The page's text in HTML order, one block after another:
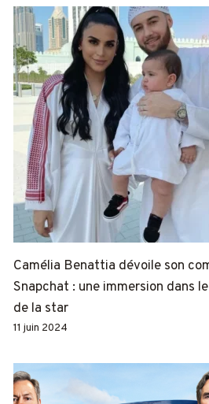
Camélia Benattia dévoile son
Snapchat : une immersion dans
de la star
11 juin 2024